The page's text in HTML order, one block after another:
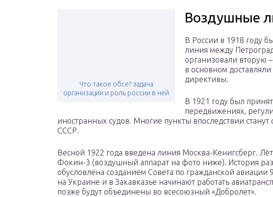
Что такое обсе? задача
организации и роль россии в ней
Воздушные
В России в 1918 году
линия между
организовали вторую
в основном
директивы.
В 1921 году был
передвижениях,
иностранных судов. Многие пункты впоследствии
СССР.
Весной 1922 года введена линия Москва-Кенигсберг.
Фокин-3 (воздушный аппарат на фото ниже). История
обусловлена созданием Совета по гражданской авиации
на Украине и в Закавказье начинают работать
позже будут объединены во всесоюзный «Добролет».